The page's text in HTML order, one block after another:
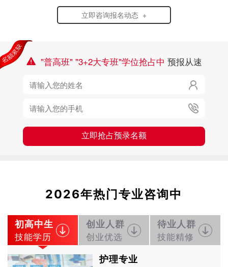
40 3 学历+技能证书
40 10 学历+技能证书
消防工程技术
幼儿教育 7 学历+技能证书 立即预约
立即咨询报名动态 +
 "普高班" "3+2大专班"学位抢占中 预报从速


立即抢占预录名额
2026年热门专业咨询中
初高中生
技能学历
创业人群
创业优选
待业人群
技能精修
护理专业